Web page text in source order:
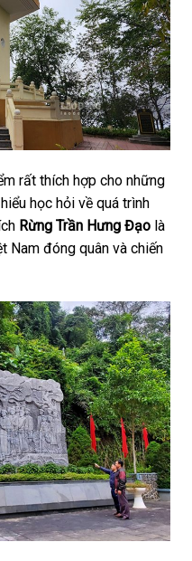
rất thích hợp cho những
học hỏi về quá trình
Rừng Trần Hưng Đạo là
Nam đóng quân và chiến